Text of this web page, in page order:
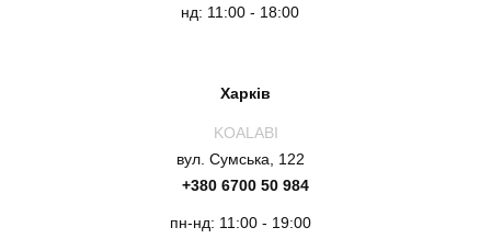
нд: 11:00 - 18:00
Харків
KOALABI
вул. Сумська, 122
+380 6700 50 984
пн-нд: 11:00 - 19:00